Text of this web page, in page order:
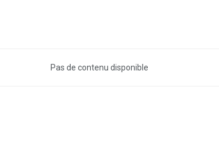
Pas de contenu disponible